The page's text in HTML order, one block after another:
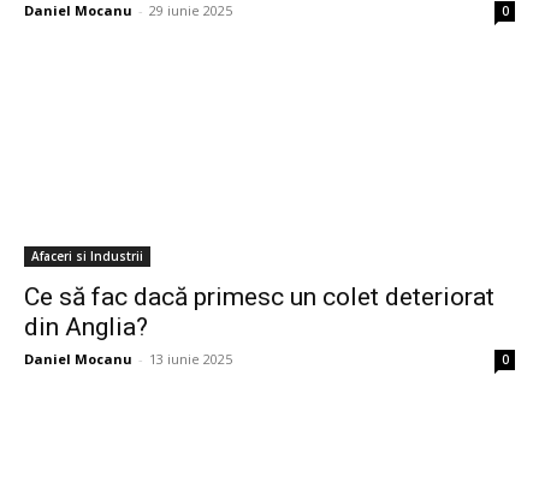
Daniel Mocanu - 29 iunie 2025 0
Afaceri si Industrii
Ce să fac dacă primesc un colet deteriorat
din Anglia?
Daniel Mocanu - 13 iunie 2025 0